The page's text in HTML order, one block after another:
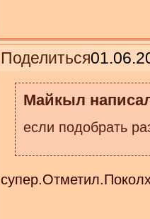
Поделиться
Майкыл
если подобрать